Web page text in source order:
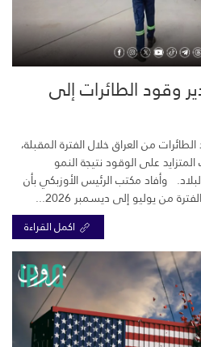
وقود الطائرات إلى
من العراق خلال الفترة المقبلة،
على الوقود نتيجة النمو
وأفاد مكتب الرئيس الأوزبكي بأن
من يوليو إلى ديسمبر 2026...
اكمل القراءة